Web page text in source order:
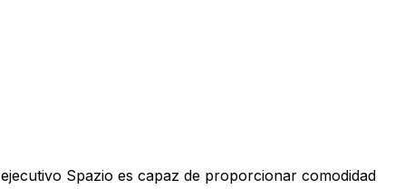
Spazio es capaz de proporcionar comodidad